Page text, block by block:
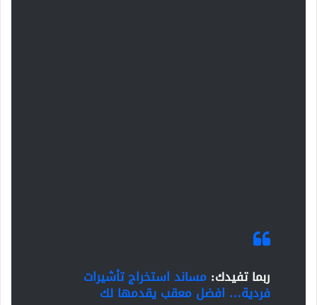
ربما تفيدك: مساند استخراج تأشيرات
فردية… افضل معقب يقدمها لك